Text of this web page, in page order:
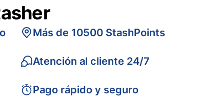
Más de 10500 StashPoints
Atención al cliente 24/7
Pago rápido y seguro